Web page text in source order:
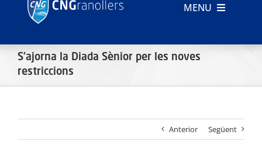
MENU
CLUB
S’ajorna la Diada Sènior per les noves
restriccions
Anterior Següent